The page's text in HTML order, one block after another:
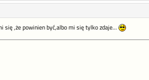
się ,że powinien być,albo mi się tylko zdaje...